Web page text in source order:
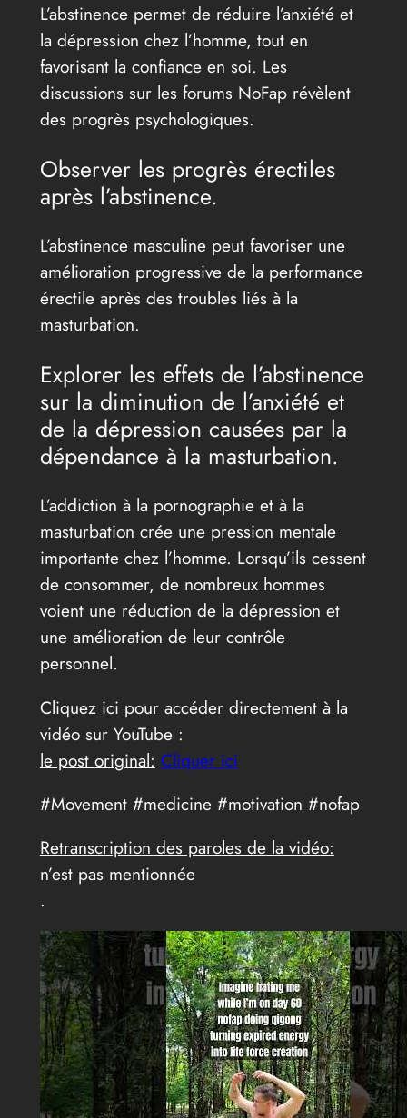
L’abstinence permet de réduire l’anxiété et
la dépression chez l’homme, tout en
favorisant la confiance en soi. Les
discussions sur les forums NoFap révèlent
des progrès psychologiques.
Observer les progrès érectiles
après l’abstinence.
L’abstinence masculine peut favoriser une
amélioration progressive de la performance
érectile après des troubles liés à la
masturbation.
Explorer les effets de l’abstinence
sur la diminution de l’anxiété et
de la dépression causées par la
dépendance à la masturbation.
L’addiction à la pornographie et à la
masturbation crée une pression mentale
importante chez l’homme. Lorsqu’ils cessent
de consommer, de nombreux hommes
voient une réduction de la dépression et
une amélioration de leur contrôle
personnel.
Cliquez ici pour accéder directement à la
vidéo sur YouTube :
le post original: Cliquer ici
#Movement #medicine #motivation #nofap
Retranscription des paroles de la vidéo:
n’est pas mentionnée
.